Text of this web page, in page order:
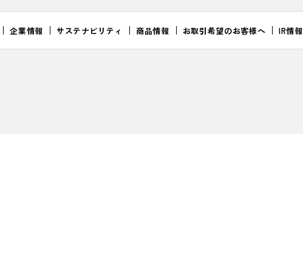
企業情報 サステナビリティ 商品情報 お取引希望のお客様へ IR情報